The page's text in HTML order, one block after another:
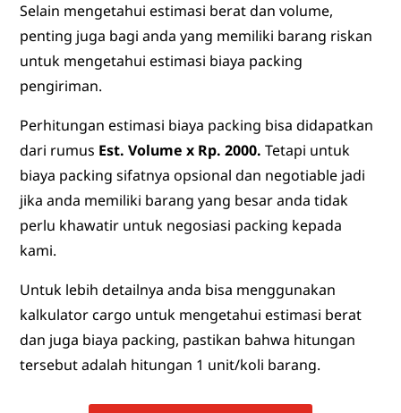
Selain mengetahui estimasi berat dan volume,
penting juga bagi anda yang memiliki barang riskan
untuk mengetahui estimasi biaya packing
pengiriman.
Perhitungan estimasi biaya packing bisa didapatkan
dari rumus Est. Volume x Rp. 2000. Tetapi untuk
biaya packing sifatnya opsional dan negotiable jadi
jika anda memiliki barang yang besar anda tidak
perlu khawatir untuk negosiasi packing kepada
kami.
Untuk lebih detailnya anda bisa menggunakan
kalkulator cargo untuk mengetahui estimasi berat
dan juga biaya packing, pastikan bahwa hitungan
tersebut adalah hitungan 1 unit/koli barang.